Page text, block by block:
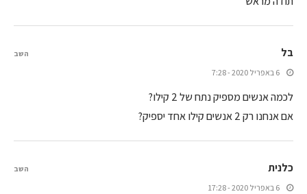
בל
6 באפריל 2020 - 7:28
לכמה אנשים מספיק נתח של 2 קילו?
אם אנחנו רק 2 אנשים קילו אחד יספיק?
השב
כלנית
6 באפריל 2020 - 17:28
השב